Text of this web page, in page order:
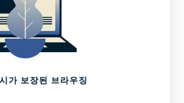
가 보장된 브라우징